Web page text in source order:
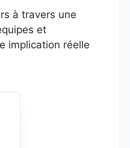
à travers une
et
implication réelle